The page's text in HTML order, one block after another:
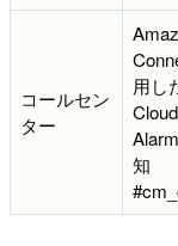
コールセン
ター
用し
知